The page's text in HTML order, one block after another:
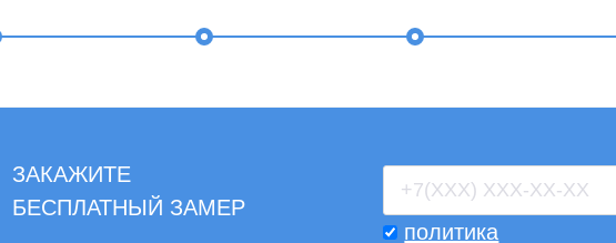
ЗАКАЖИТЕ
БЕСПЛАТНЫЙ ЗАМЕР
политика